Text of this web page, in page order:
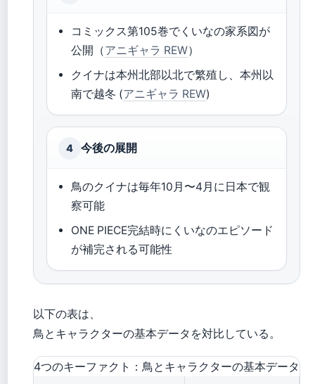
コミックス第105巻でくいなの家系図が
公開（アニギャラ REW）
クイナは本州北部以北で繁殖し、本州以
南で越冬 (アニギャラ REW)
4 今後の展開
鳥のクイナは毎年10月〜4月に日本で観
察可能
ONE PIECE完結時にくいなのエピソード
が補完される可能性
以下の表は、
鳥とキャラクターの基本データを対比している。
4つのキーファクト：鳥とキャラクターの基本データ